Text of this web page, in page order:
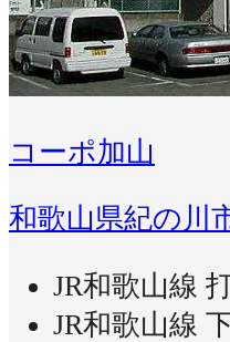
コーポ加山
和歌山県紀の川
JR和歌山線
JR和歌山線